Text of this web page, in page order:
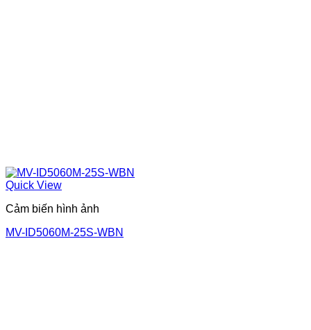
Quick View
Cảm biến hình ảnh
MV-ID5060M-25S-WBN